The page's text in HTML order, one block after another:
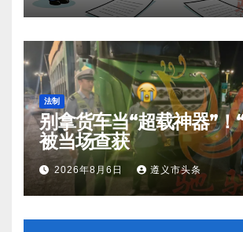
法制
别拿货车当“超载神器”！
被当场查获
2026年8月6日 遵义市头条